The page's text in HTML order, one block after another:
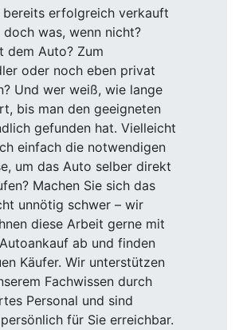
erfolgreich verkauft
was, wenn nicht?
dem Auto? Zum
oder noch eben privat
Und wer weiß, wie lange
bis man den geeigneten
gefunden hat. Vielleicht
einfach die notwendigen
um das Auto selber direkt
Machen Sie sich das
unnötig schwer – wir
diese Arbeit gerne mit
ab und finden
Käufer. Wir unterstützen
Fachwissen durch
Personal und sind
für Sie erreichbar.